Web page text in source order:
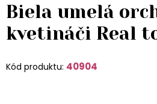
Biela umelá
kvetináči Real
Kód produktu: 40904